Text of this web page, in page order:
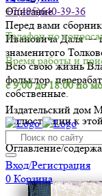
+7(495)640-39-36
Телефон по
Время работы и
с 9:00 до 18:00 по
Издательский дом
Вход/Регистрация
0 Корзина
Описание
Перед вами
Ивановича Даля —
знаменитого
Всю свою жизнь
фольклор,
собственные.
Иллюстрации к
Наталией
Оглавление/